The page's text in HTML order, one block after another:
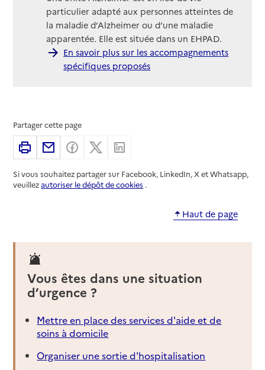
particulier adapté aux personnes atteintes de
la maladie d’Alzheimer ou d’une maladie
apparentée. Elle est située dans un EHPAD.
En savoir plus sur les accompagnements
spécifiques proposés
Partager cette page
ImprimerPartager par email
Partager sur Facebook
Partager sur X
Si vous souhaitez partager sur Facebook, LinkedIn, X et Whatsapp,
veuillezautoriser le dépôt de cookies .
Haut de page
Vous êtes dans une situation
d’urgence ?
Mettre en place des services d'aide et de
soins à domicile
Organiser une sortie d'hospitalisation